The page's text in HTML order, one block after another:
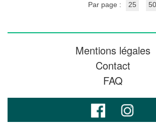
Par page :
25 50
Mentions légales
Contact
FAQ